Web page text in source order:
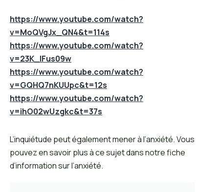
https://www.youtube.com/watch?
v=MoQVgJx_QN4&t=114s
https://www.youtube.com/watch?
v=23K_lFus09w
https://www.youtube.com/watch?
v=GQHQ7nKUUpc&t=12s
https://www.youtube.com/watch?
v=ihO02wUzgkc&t=37s
L’inquiétude peut également mener à l’anxiété. Vous
pouvez en savoir plus à ce sujet dans notre fiche
d’information sur l’anxiété.